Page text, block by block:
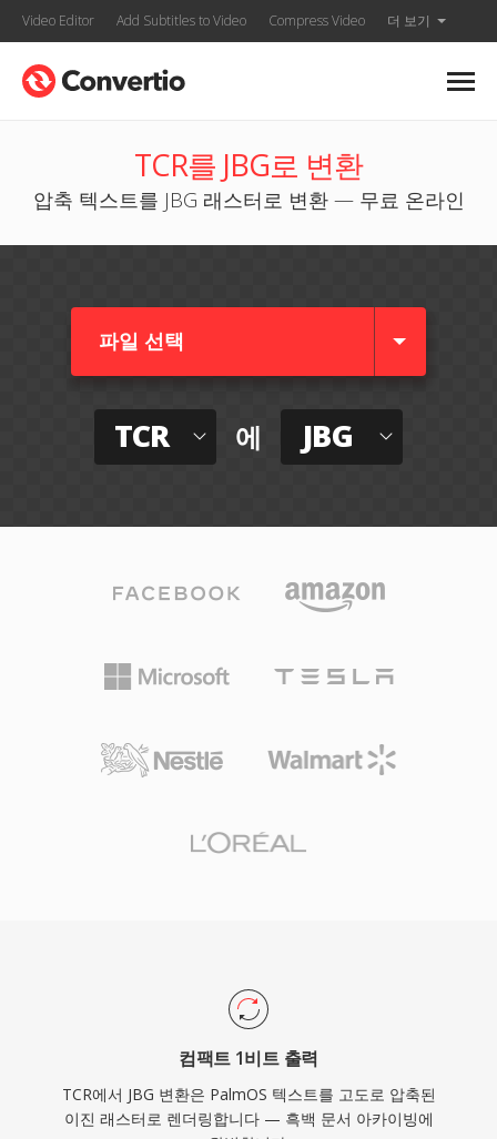
Video Editor Add Subtitles to Video Compress Video 더 보기
TCR를 JBG로 변환
압축 텍스트를 JBG 래스터로 변환 — 무료 온라인
파일 선택
TCR 에 JBG
컴팩트 1비트 출력
TCR에서 JBG 변환은 PalmOS 텍스트를 고도로 압축된
이진 래스터로 렌더링합니다 — 흑백 문서 아카이빙에